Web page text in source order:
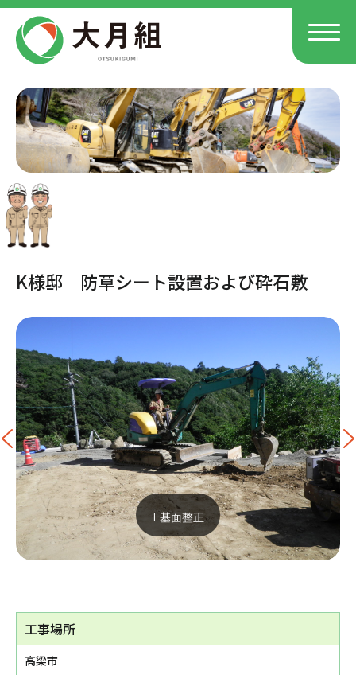
K様邸 防草シート設置および砕石敷
1 基面整正
工事場所
高梁市